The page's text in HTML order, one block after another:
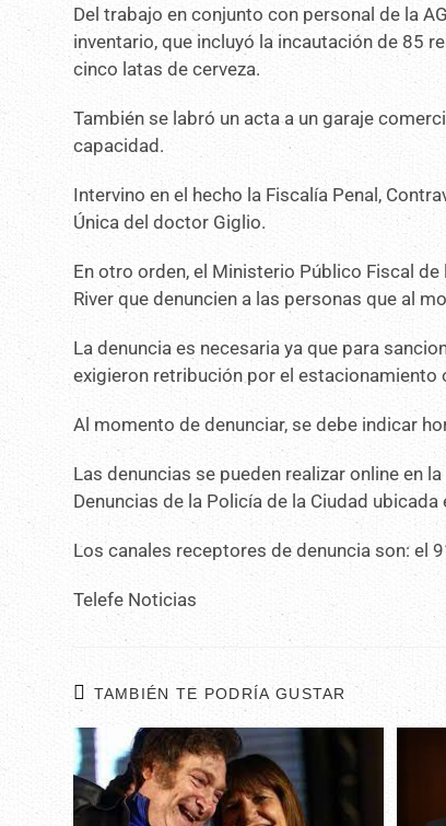
Del trabajo en conjunto con personal de la
inventario, que incluyó la incautación de 85
cinco latas de cerveza.
También se labró un acta a un garaje
capacidad.
Intervino en el hecho la Fiscalía Penal,
Única del doctor Giglio.
En otro orden, el Ministerio Público Fiscal
River que denuncien a las personas que al
La denuncia es necesaria ya que para
exigieron retribución por el estacionamiento
Al momento de denunciar, se debe indicar
Las denuncias se pueden realizar online en
Denuncias de la Policía de la Ciudad
Los canales receptores de denuncia son: el
Telefe Noticias
TAMBIÉN TE PODRÍA GUSTAR